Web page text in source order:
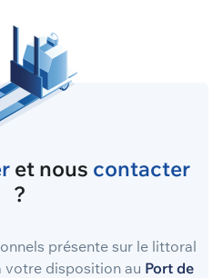
et nous contacter
?
présente sur le littoral
votre disposition au Port de